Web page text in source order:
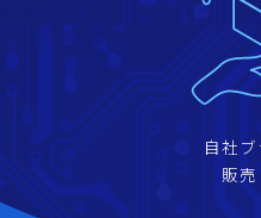
自社
販